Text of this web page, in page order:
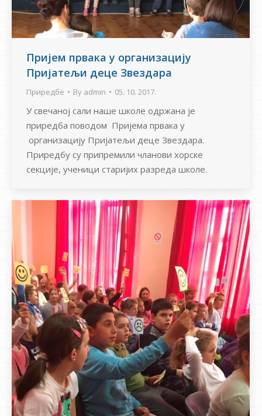
Пријем првака у организацију
Пријатељи деце Звездара
Приредбе By admin 05. 10. 2017.
У свечаној сали наше школе одржана је
приредба поводом Пријема првака у
организацију Пријатељи деце Звездара.
Приредбу су припремили чланови хорске
секције, ученици старијих разреда школе.